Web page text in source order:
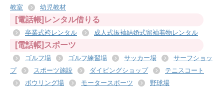
教室
幼児教材
[電話帳]レンタル借りる
卒業式袴レンタル 成人式振袖結婚式留袖着物レンタル
[電話帳]スポーツ
ゴルフ場 ゴルフ練習場 サッカー場
サーフショッ
プ
スポーツ施設 ダイビングショップ
テニスコート
ボウリング場
モータースポーツ 野球場